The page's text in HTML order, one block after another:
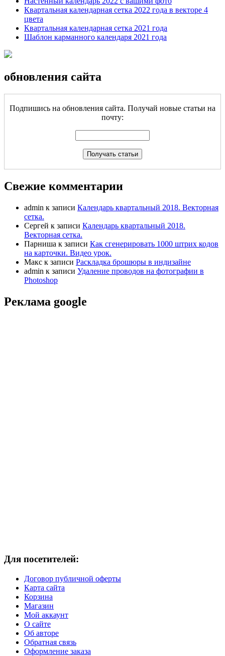
Квартальная календарная сетка 2022 года в векторе 4
цвета
Квартальная календарная сетка 2021 года
Шаблон карманного календаря 2021 года
обновления сайта
Подпишись на обновления сайта. Получай новые статьи на
почту:
Свежие комментарии
admin к записи Календарь квартальный 2018. Векторная
сетка.
Сергей к записи Календарь квартальный 2018.
Векторная сетка.
Парниша к записи Как сгенерировать 1000 штрих кодов
на карточки. Видео урок.
Макс к записи Раскладка брошюры в индизайне
admin к записи Удаление проводов на фотографии в
Photoshop
Реклама google
Для посетителей:
Договор публичной оферты
Карта сайта
Корзина
Магазин
Мой аккаунт
О сайте
Об авторе
Обратная связь
Оформление заказа